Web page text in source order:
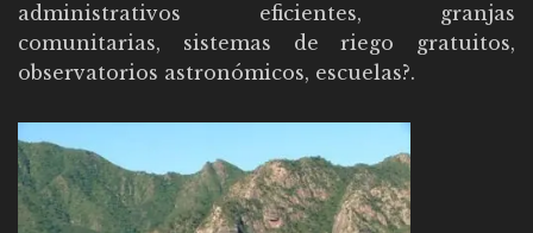
administrativos eficientes, granjas
comunitarias, sistemas de riego gratuitos,
observatorios astronómicos, escuelas?.